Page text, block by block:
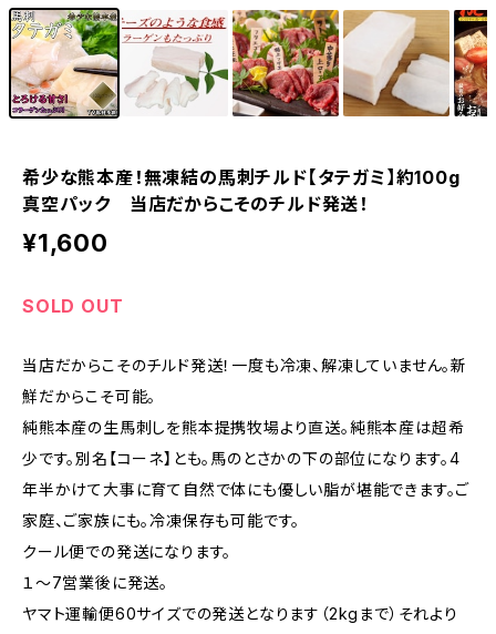
希少な熊本産！無凍結の馬刺チルド【タテガミ】約100g
真空パック 当店だからこそのチルド発送！
¥1,600
SOLD OUT
当店だからこそのチルド発送！一度も冷凍、解凍していません。新
鮮だからこそ可能。
純熊本産の生馬刺しを熊本提携牧場より直送。純熊本産は超希
少です。別名【コーネ】とも。馬のとさかの下の部位になります。4
年半かけて大事に育て自然で体にも優しい脂が堪能できます。ご
家庭、ご家族にも。冷凍保存も可能です。
クール便での発送になります。
１～7営業後に発送。
ヤマト運輸便60サイズでの発送となります（2kgまで）それより